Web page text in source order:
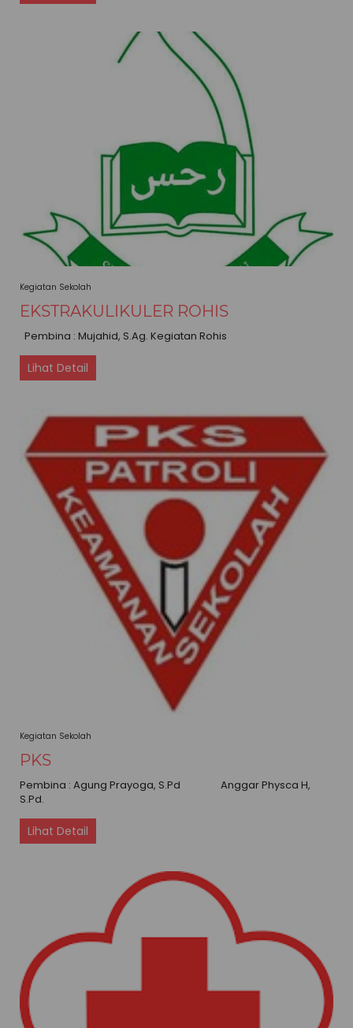
Kegiatan Sekolah
EKSTRAKULIKULER ROHIS
Pembina : Mujahid, S.Ag. Kegiatan Rohis
Lihat Detail
Kegiatan Sekolah
PKS
Pembina : Agung Prayoga, S.Pd Anggar Physca H,
S.Pd.
Lihat Detail